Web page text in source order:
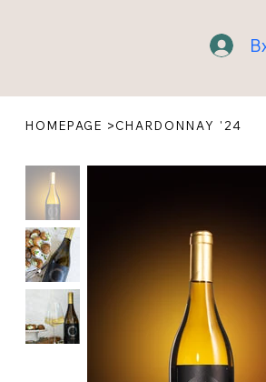
HOMEPAGE >CHARDONNAY '24